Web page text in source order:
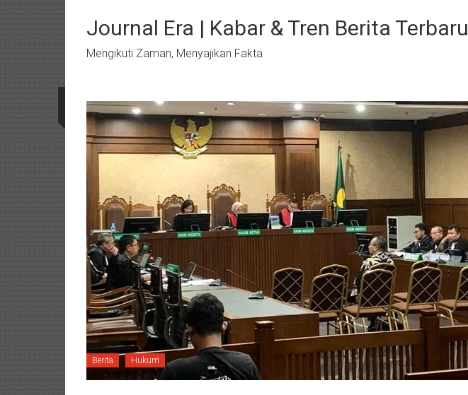
kontenJournal Era | Kabar & Tren Berita Terbaru
Mengikuti Zaman, Menyajikan Fakta
Berita Hukum